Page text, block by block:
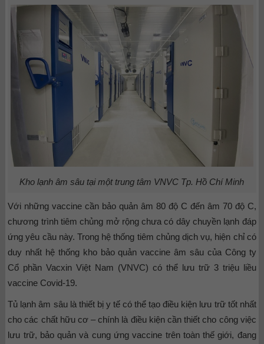
Kho lạnh âm sâu tại một trung tâm VNVC Tp. Hồ Chí Minh
Với những vaccine cần bảo quản âm 80 độ C đến âm 70 độ C,
chương trình tiêm chủng mở rộng chưa có dây chuyền lạnh đáp
ứng yêu cầu này. Trong hệ thống tiêm chủng dịch vụ, hiện chỉ có
duy nhất hệ thống kho bảo quản vaccine âm sâu của Công ty
Cổ phần Vacxin Việt Nam (VNVC) có thể lưu trữ 3 triệu liều
vaccine Covid-19.
Tủ lạnh âm sâu là thiết bị y tế có thể tạo điều kiện lưu trữ tốt nhất
cho các chất hữu cơ – chính là điều kiện cần thiết cho công việc
lưu trữ, bảo quản và cung ứng vaccine trên toàn thế giới, đang